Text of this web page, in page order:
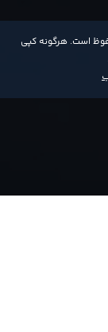
است. هرگونه کپی